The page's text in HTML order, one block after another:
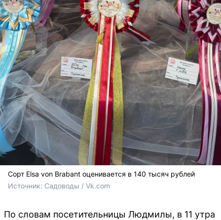
Сорт Elsa von Brabant оценивается в 140 тысяч рублей
Источник: Садоводы / Vk.com
По словам посетительницы Людмилы, в 11 утра